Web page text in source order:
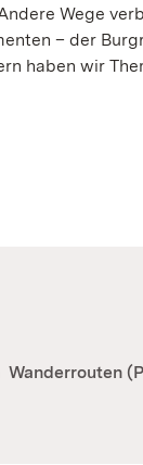
Wege
– der
haben wir
Wanderrouten